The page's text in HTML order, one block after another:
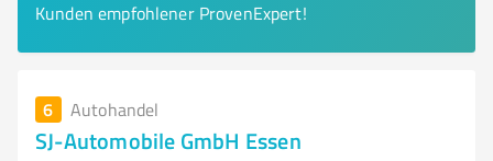
Kunden empfohlener ProvenExpert!
6 Autohandel
SJ-Automobile GmbH Essen